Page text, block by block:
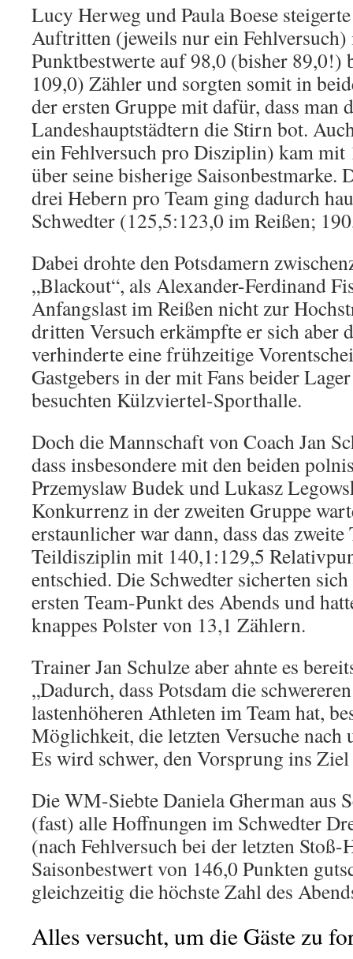
Lucy Herweg und Paula Boese
Auftritten (jeweils nur ein
Punktbestwerte auf 98,0 (bisher 89,0!)
109,0) Zähler und sorgten somit in
der ersten Gruppe mit dafür, dass man
Landeshauptstädtern die Stirn bot.
ein Fehlversuch pro Disziplin) kam
über seine bisherige Saisonbestmarke.
drei Hebern pro Team ging dadurch
Schwedter (125,5:123,0 im Reißen;
Dabei drohte den Potsdamern
„Blackout“, als Alexander-Ferdinand
Anfangslast im Reißen nicht zur
dritten Versuch erkämpfte er sich aber
verhinderte eine frühzeitige
Gastgebers in der mit Fans beider
besuchten Külzviertel-Sporthalle.
Doch die Mannschaft von Coach Jan
dass insbesondere mit den beiden
Przemyslaw Budek und Lukasz
Konkurrenz in der zweiten Gruppe
erstaunlicher war dann, dass das
Teildisziplin mit 140,1:129,5
entschied. Die Schwedter sicherten
ersten Team-Punkt des Abends und
knappes Polster von 13,1 Zählern.
Trainer Jan Schulze aber ahnte es
„Dadurch, dass Potsdam die
lastenhöheren Athleten im Team hat,
Möglichkeit, die letzten Versuche nach
Es wird schwer, den Vorsprung ins
Die WM-Siebte Daniela Gherman aus
(fast) alle Hoffnungen im Schwedter
(nach Fehlversuch bei der letzten Stoß-
Saisonbestwert von 146,0 Punkten
gleichzeitig die höchste Zahl des
Alles versucht, um die Gäste zu